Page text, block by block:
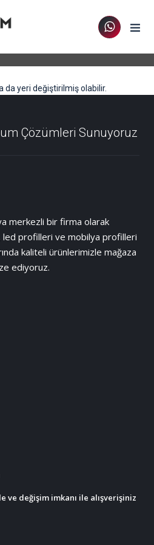
da yeri değiştirilmiş olabilir.
Çözümleri Sunuyoruz
merkezli bir firma olarak
profilleri ve mobilya profilleri
kaliteli ürünlerimizle mağaza
ediyoruz.
ve değişim imkanı ile alışverişiniz